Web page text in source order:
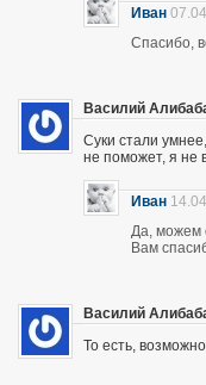
Иван
Спасибо,
Василий
Суки стали
не поможет, я не
Иван
Да, можем
Вам
Василий
То есть,